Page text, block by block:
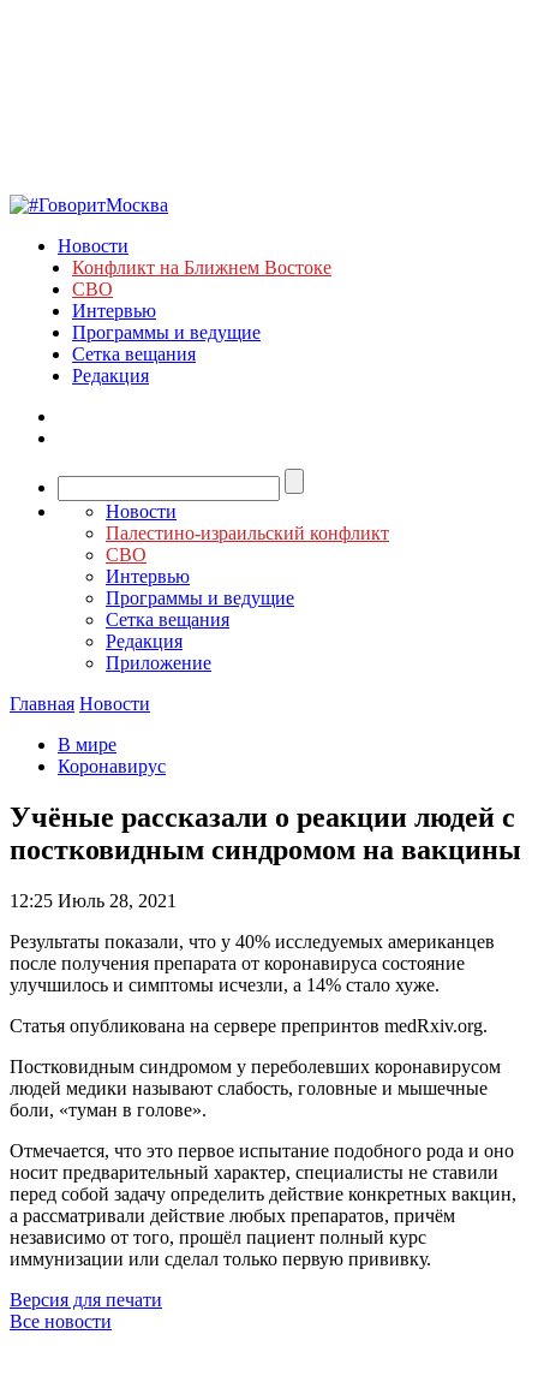
Новости
Конфликт на Ближнем Востоке
СВО
Интервью
Программы и ведущие
Сетка вещания
Редакция
Новости
Палестино-израильский конфликт
СВО
Интервью
Программы и ведущие
Сетка вещания
Редакция
Приложение
Главная Новости
В мире
Коронавирус
Учёные рассказали о реакции людей с
постковидным синдромом на вакцины
12:25 Июль 28, 2021
Результаты показали, что у 40% исследуемых американцев
после получения препарата от коронавируса состояние
улучшилось и симптомы исчезли, а 14% стало хуже.
Статья опубликована на сервере препринтов medRxiv.org.
Постковидным синдромом у переболевших коронавирусом
людей медики называют слабость, головные и мышечные
боли, «туман в голове».
Отмечается, что это первое испытание подобного рода и оно
носит предварительный характер, специалисты не ставили
перед собой задачу определить действие конкретных вакцин,
а рассматривали действие любых препаратов, причём
независимо от того, прошёл пациент полный курс
иммунизации или сделал только первую прививку.
Версия для печати
Все новости